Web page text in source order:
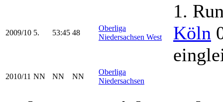
2009/10 5. 53:45 48
Oberliga
Niedersachsen West
1.
Köln
2010/11 NN NN NN
Oberliga
Niedersachsen